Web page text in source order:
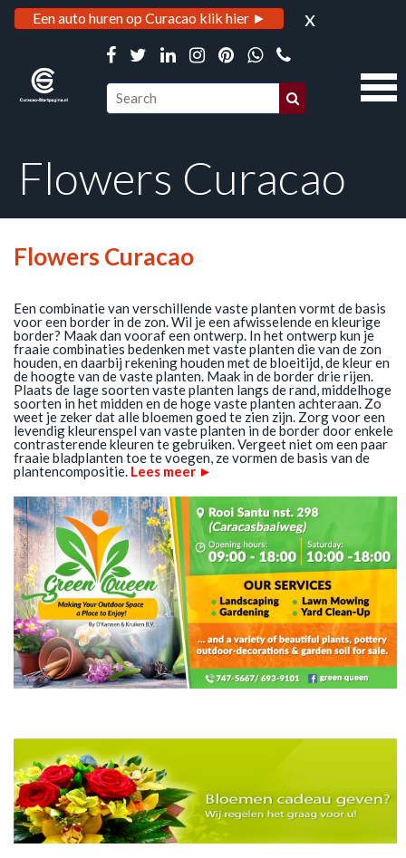
Een auto huren op Curacao klik hier ► x
Flowers Curacao
Flowers Curacao
Een combinatie van verschillende vaste planten vormt de basis
voor een border in de zon. Wil je een afwisselende en kleurige
border? Maak dan vooraf een ontwerp. In het ontwerp kun je
fraaie combinaties bedenken met vaste planten die van de zon
houden, en daarbij rekening houden met de bloeitijd, de kleur en
de hoogte van de vaste planten. Maak in de border drie rijen.
Plaats de lage soorten vaste planten langs de rand, middelhoge
soorten in het midden en de hoge vaste planten achteraan. Zo
weet je zeker dat alle bloemen goed te zien zijn. Zorg voor een
levendig kleurenspel van vaste planten in de border door enkele
contrasterende kleuren te gebruiken. Vergeet niet om een paar
fraaie bladplanten toe te voegen, ze vormen de basis van de
plantencompositie. Lees meer ►